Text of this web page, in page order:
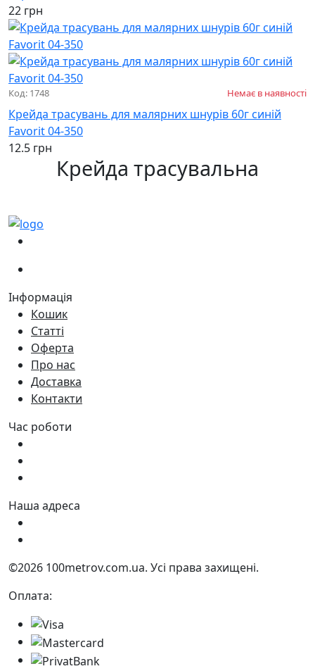
22 грн
Код: 1748 Немає в наявності
Крейда трасувань для малярних шнурів 60г синій
Favorit 04-350
12.5 грн
Крейда трасувальна
Інформація
Кошик
Статті
Оферта
Про нас
Доставка
Контакти
Час роботи
Наша адреса
©2026 100metrov.com.ua. Усі права захищені.
Оплата: